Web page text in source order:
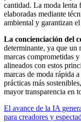
cantidad. La moda lenta
elaboradas mediante
ambiental y garantizan
La concienciación del
determinante, ya que un
marcas comprometidas
alineados con estos
marcas de moda rápida
prácticas más
mayor transparencia en
El avance de la IA
para creadores y